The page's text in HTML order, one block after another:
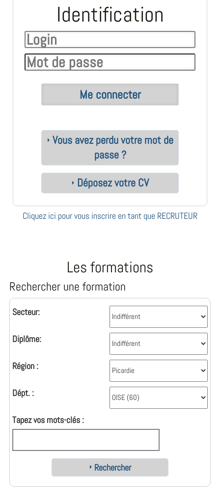
Identification
Vous avez perdu votre mot de
passe ?
Déposez votre CV
Cliquez ici pour vous inscrire en tant que RECRUTEUR
Les formations
Rechercher une formation
Secteur:
Diplôme:
Région :
Dépt. :
Tapez vos mots-clés :
Rechercher